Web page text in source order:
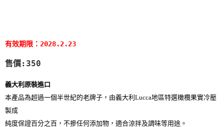
有效期限：2028.2.23
售價:350
義大利原裝進口
本產品為超過一個半世紀的老牌子，由義大利Lucca地區特選橄欖果實冷壓
製成
純度保證百分之百，不摻任何添加物，適合涼拌及調味等用途。